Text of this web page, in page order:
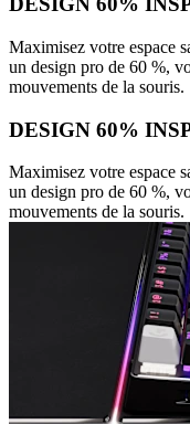
Maximisez votre espace
un design pro de 60 %,
mouvements de la souris.
DESIGN 60%
Maximisez votre espace
un design pro de 60 %,
mouvements de la souris.